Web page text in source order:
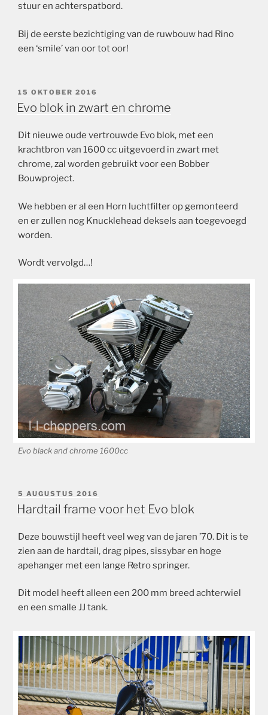
stuur en achterspatbord.
Bij de eerste bezichtiging van de ruwbouw had Rino
een ‘smile’ van oor tot oor!
GEPLAATST
OP
15 OKTOBER 2016
Evo blok in zwart en chrome
Dit nieuwe oude vertrouwde Evo blok, met een
krachtbron van 1600 cc uitgevoerd in zwart met
chrome, zal worden gebruikt voor een Bobber
Bouwproject.
We hebben er al een Horn luchtfilter op gemonteerd
en er zullen nog Knucklehead deksels aan toegevoegd
worden.
Wordt vervolgd…!
Evo black and chrome 1600cc
GEPLAATST
OP
5 AUGUSTUS 2016
Hardtail frame voor het Evo blok
Deze bouwstijl heeft veel weg van de jaren ’70. Dit is te
zien aan de hardtail, drag pipes, sissybar en hoge
apehanger met een lange Retro springer.
Dit model heeft alleen een 200 mm breed achterwiel
en een smalle JJ tank.